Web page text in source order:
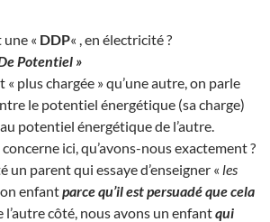
une « DDP« , en électricité ?
Potentiel »
« plus chargée » qu’une autre, on parle
le potentiel énergétique (sa charge)
potentiel énergétique de l’autre.
ici, qu’avons-nous exactement ?
un parent qui essaye d’enseigner « les
enfantparce qu’il est persuadé que cela
l’autre côté, nous avons un enfantqui